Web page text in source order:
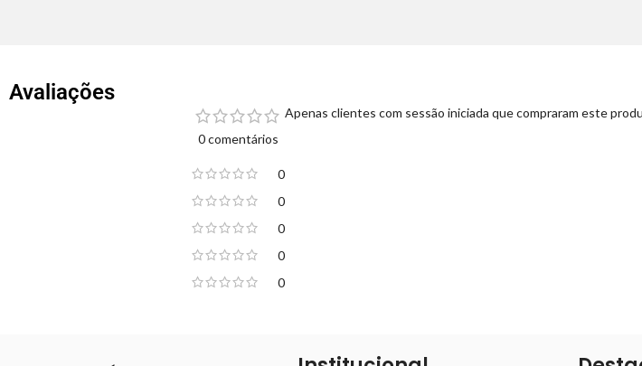
Avaliações
0 comentários
0
0
0
0
0
Apenas clientes com sessão iniciada que compraram este